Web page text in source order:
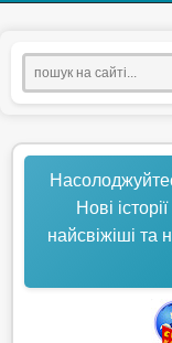
Нові
найсвіжіші та